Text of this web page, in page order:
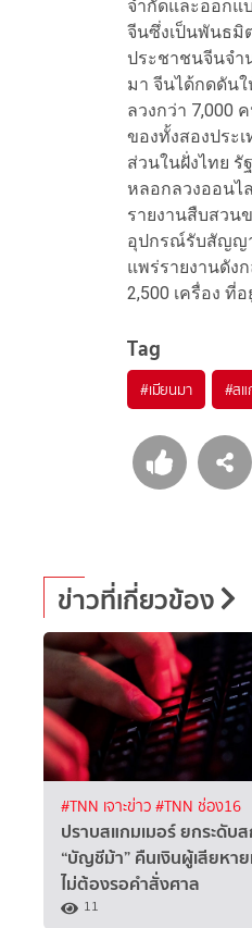
จำกัดและออกแ
จีนซึ่งเป็นพันธมิ
ประชาชนจีนจำ
มา จีนได้กดดัน
ลวงกว่า 7,000
ของทั้งสองประเ
ส่วนในฝั่งไทย
หลอกลวงออนไ
รายงานสืบสวน
อุปกรณ์รับสัญญา
แพร่รายงานดัง
2,500 เครื่อง ที่
Tag
#เมียนมา #สแ
ข่าวที่เกี่ยวข้อง
#TNN เจาะข่าว#TNN ช่อง16
ปราบสแกมเมอร์ ยกระดับ
“บัญชีม้า” คืนเงินผู้เสียหา
ไม่ต้องรอคำสั่งศาล
11